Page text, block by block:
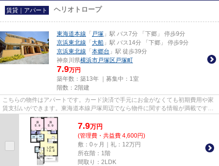
賃貸｜アパート ヘリオトロープ
東海道本線 「 戸塚 」駅 バス7分 「下郷」 停歩9分
京浜東北線 「 大船 」駅 バス14分 「下郷」 停歩9分
京浜東北線 「 本郷台 」駅 徒歩39分
神奈川県横浜市戸塚区 戸塚町
7.9万円
築年数：築13年 ｜募集中： 1室
階数：2階建
こちらの物件はアパートです。カード決済で手元にお金がなくても初期費用や家
賃支払いができます。東海道本線戸塚周辺でなら物件に関する情報が満載です。
045-438-9891からアパマンメ...
7.9万円
(管理費・共益費 4,600円)
敷：0ヶ月｜礼：12万円
所在階：1階
間取り：2LDK